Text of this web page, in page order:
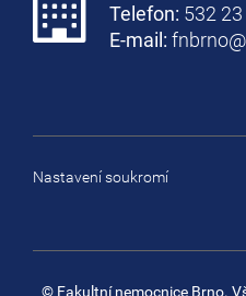
Telefon: 532 23
E-mail:
Nastavení soukromí
© Fakultní nemocnice Brno.